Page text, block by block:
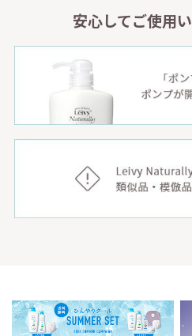
安心してご使用